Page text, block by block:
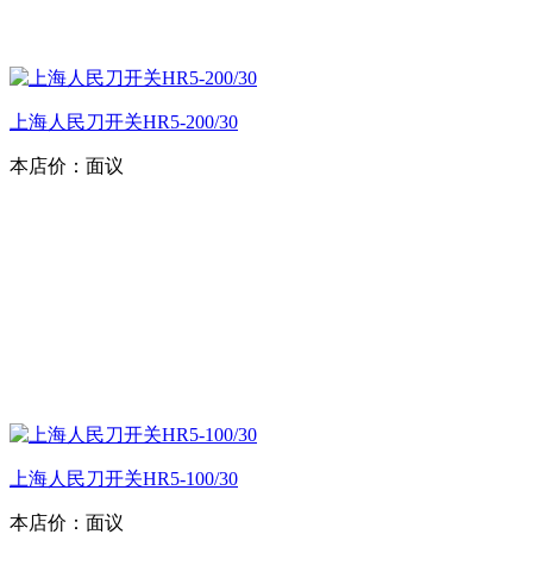
上海人民刀开关HR5-200/30
本店价： 面议
上海人民刀开关HR5-100/30
本店价： 面议